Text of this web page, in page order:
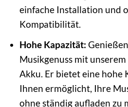
einfache Installation und
Kompatibilität.
Hohe Kapazität:
Musikgenuss mit
Akku. Er bietet eine hohe
Ihnen ermöglicht, Ihre
ohne ständig aufladen zu